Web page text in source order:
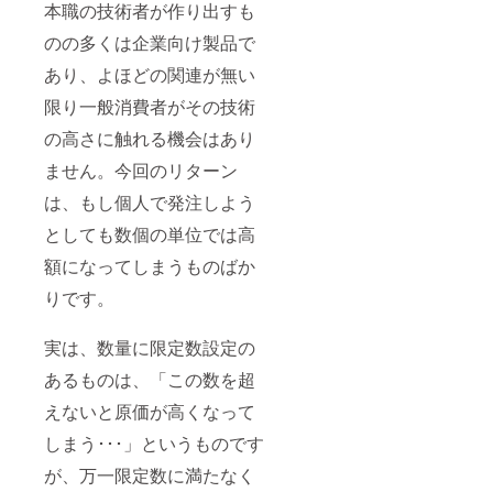
本職の技術者が作り出すも
のの多くは企業向け製品で
あり、よほどの関連が無い
限り一般消費者がその技術
の高さに触れる機会はあり
ません。今回のリターン
は、もし個人で発注しよう
としても数個の単位では高
額になってしまうものばか
りです。
実は、数量に限定数設定の
あるものは、「この数を超
えないと原価が高くなって
しまう･･･」というものです
が、万一限定数に満たなく